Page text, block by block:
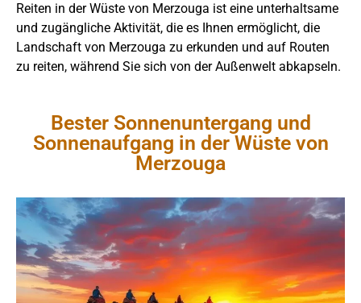
Reiten in der Wüste von Merzouga ist eine unterhaltsame
und zugängliche Aktivität, die es Ihnen ermöglicht, die
Landschaft von Merzouga zu erkunden und auf Routen
zu reiten, während Sie sich von der Außenwelt abkapseln.
Bester Sonnenuntergang und
Sonnenaufgang in der Wüste von
Merzouga